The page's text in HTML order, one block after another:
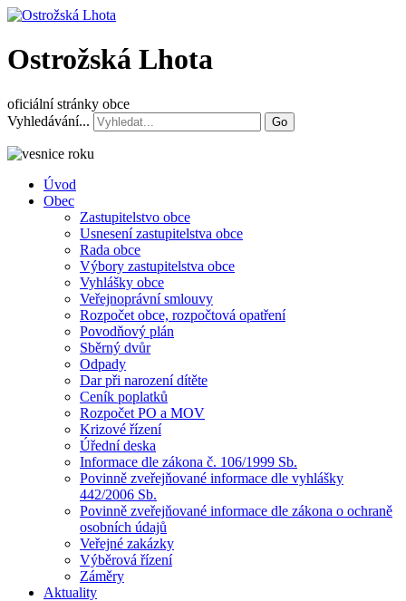
Ostrožská Lhota
oficiální stránky obce
Vyhledávání...
Go
Úvod
Obec
Zastupitelstvo obce
Usnesení zastupitelstva obce
Rada obce
Výbory zastupitelstva obce
Vyhlášky obce
Veřejnoprávní smlouvy
Rozpočet obce, rozpočtová opatření
Povodňový plán
Sběrný dvůr
Odpady
Dar při narození dítěte
Ceník poplatků
Rozpočet PO a MOV
Krizové řízení
Úřední deska
Informace dle zákona č. 106/1999 Sb.
Povinně zveřejňované informace dle vyhlášky
442/2006 Sb.
Povinně zveřejňované informace dle zákona o ochraně
osobních údajů
Veřejné zakázky
Výběrová řízení
Záměry
Aktuality